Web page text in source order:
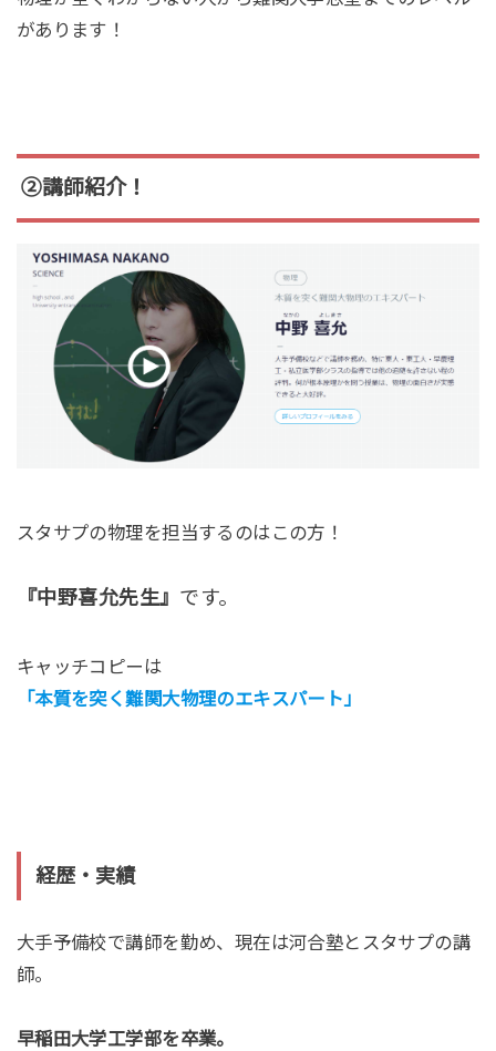
があります！
②講師紹介！
スタサプの物理を担当するのはこの方！
『中野喜允先生』 です。
キャッチコピーは
「本質を突く難関大物理のエキスパート」
経歴・実績
大手予備校で講師を勤め、現在は河合塾とスタサプの講
師。
早稲田大学工学部を卒業。